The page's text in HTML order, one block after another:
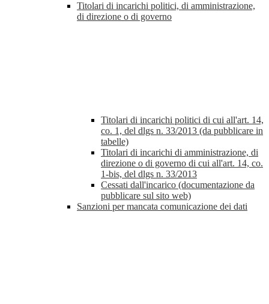
Titolari di incarichi politici, di amministrazione,
di direzione o di governo
Titolari di incarichi politici di cui all'art. 14,
co. 1, del dlgs n. 33/2013 (da pubblicare in
tabelle)
Titolari di incarichi di amministrazione, di
direzione o di governo di cui all'art. 14, co.
1-bis, del dlgs n. 33/2013
Cessati dall'incarico (documentazione da
pubblicare sul sito web)
Sanzioni per mancata comunicazione dei dati